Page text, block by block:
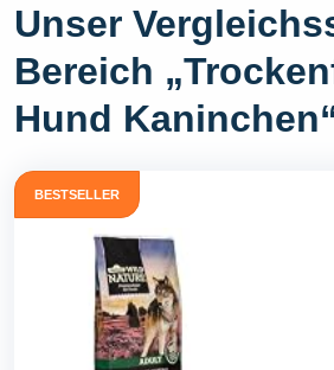
Unser
Bereich
Hund
BESTSELLER